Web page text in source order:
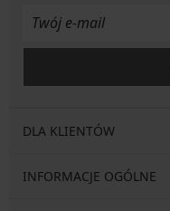
DLA KLIENTÓW
INFORMACJE OGÓLNE